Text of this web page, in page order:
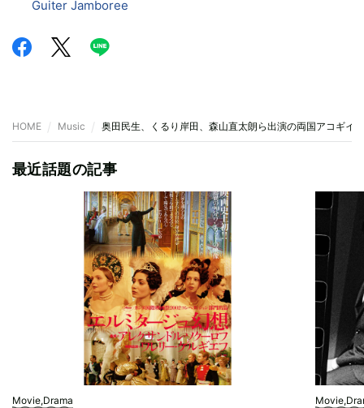
Guiter Jamboree
HOME Music 奥田民生、くるり岸田、森山直太朗ら出演の両国アコギイ
最近話題の記事
Movie,Drama